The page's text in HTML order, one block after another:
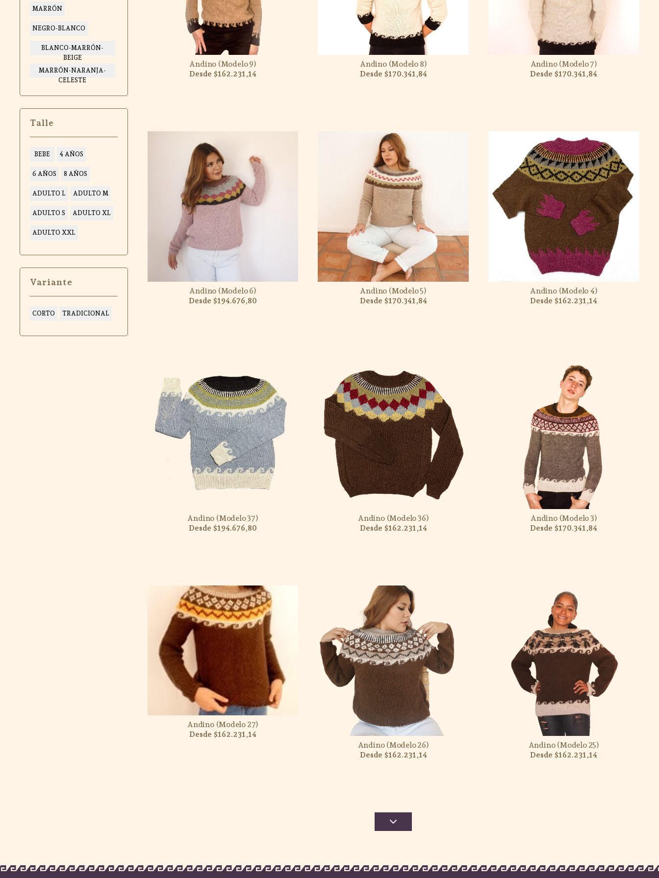
MARRÓN
NEGRO-BLANCO
BLANCO-MARRÓN-
BEIGE
MARRÓN-NARANJA-
CELESTE
Talle
BEBE 4 AÑOS
6 AÑOS 8 AÑOS
ADULTO L ADULTO M
ADULTO S ADULTO XL
ADULTO XXL
Variante
CORTO TRADICIONAL
Andino (Modelo 9)
$162.231,14
Andino (Modelo 8)
$170.341,84
Andino (Modelo 7)
$170.341,84
Andino (Modelo 6)
$194.676,80
Andino (Modelo 5)
$170.341,84
Andino (Modelo 4)
$162.231,14
Andino (Modelo 37)
$194.676,80
Andino (Modelo 36)
$162.231,14
Andino (Modelo 3)
$170.341,84
Andino (Modelo 27)
$162.231,14
Andino (Modelo 26)
$162.231,14
Andino (Modelo 25)
$162.231,14